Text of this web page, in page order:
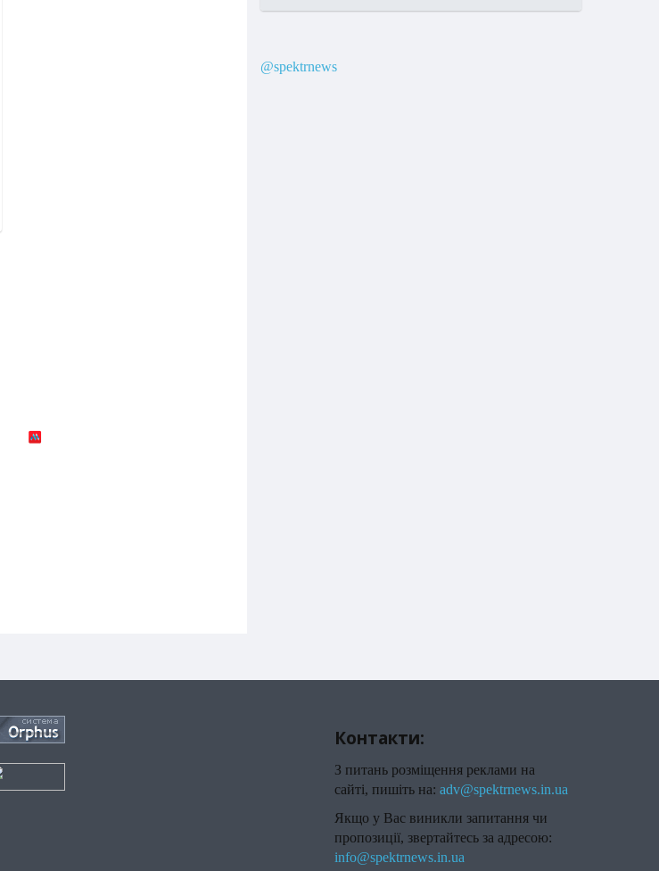
@spektrnews
Контакти:
З питань розміщення реклами на
сайті, пишіть на: adv@spektrnews.in.ua
Якщо у Вас виникли запитання чи
пропозиції, звертайтесь за адресою:
info@spektrnews.in.ua